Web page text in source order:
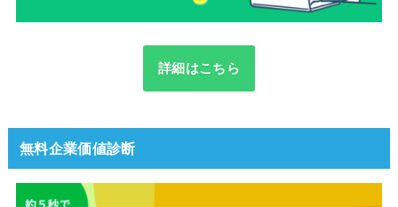
詳細はこちら
無料企業価値診断